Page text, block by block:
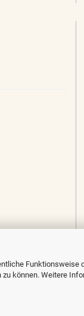
Funktionsweise
können. Weitere